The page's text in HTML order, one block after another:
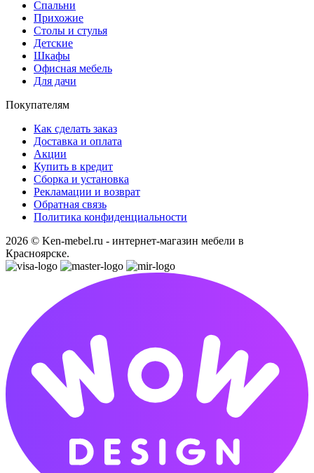
Спальни
Прихожие
Столы и стулья
Детские
Шкафы
Офисная мебель
Для дачи
Покупателям
Как сделать заказ
Доставка и оплата
Акции
Купить в кредит
Сборка и установка
Рекламации и возврат
Обратная связь
Политика конфиденциальности
2026 © Ken-mebel.ru - интернет-магазин мебели в
Красноярске.